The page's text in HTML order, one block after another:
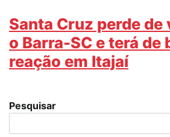
Santa Cruz perde de
o Barra-SC e terá de
reação em Itajaí
Pesquisar